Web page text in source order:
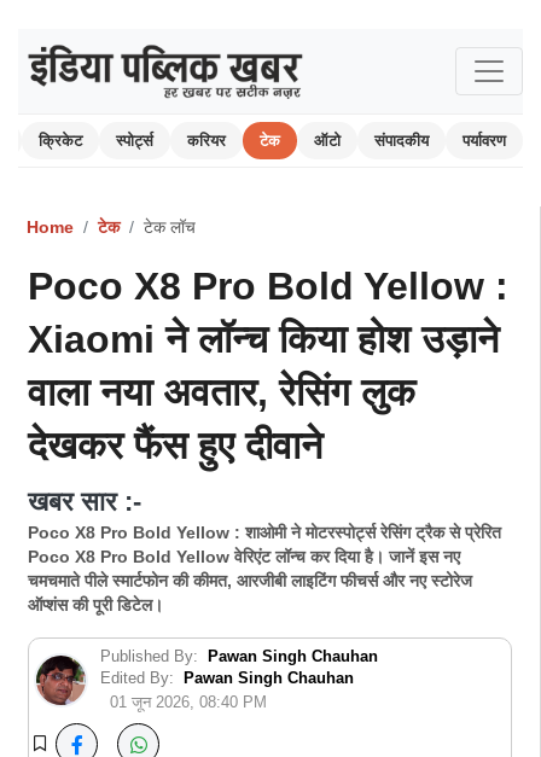
क्रिकेट स्पोर्ट्स करियर टेक ऑटो संपादकीय पर्यावरण
Home टेक टेक लॉच
Poco X8 Pro Bold Yellow :
Xiaomi ने लॉन्च किया होश उड़ाने
वाला नया अवतार, रेसिंग लुक
देखकर फैंस हुए दीवाने
खबर सार :-
Poco X8 Pro Bold Yellow : शाओमी ने मोटरस्पोर्ट्स रेसिंग ट्रैक से प्रेरित
Poco X8 Pro Bold Yellow वेरिएंट लॉन्च कर दिया है। जानें इस नए
चमचमाते पीले स्मार्टफोन की कीमत, आरजीबी लाइटिंग फीचर्स और नए स्टोरेज
ऑप्शंस की पूरी डिटेल।
Published By:
Pawan Singh Chauhan
Edited By:
Pawan Singh Chauhan
01 जून 2026, 08:40 PM